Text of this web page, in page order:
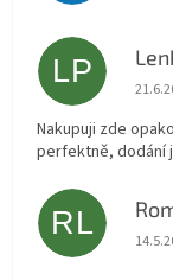
LP
Nakupuji zde
perfektně, dodání
RL